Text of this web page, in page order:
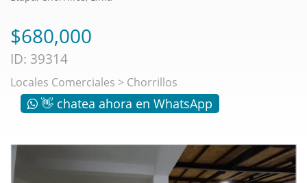
$680,000
ID: 39314
Locales Comerciales > Chorrillos
👋 chatea ahora en WhatsApp